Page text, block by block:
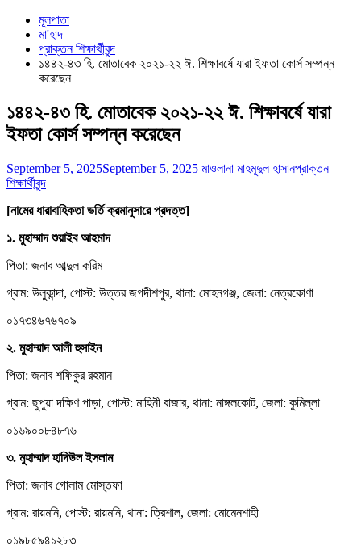
মূলপাতা
মা'হাদ
প্রাক্তন শিক্ষার্থীবৃন্দ
১৪৪২-৪৩ হি. মোতাবেক ২০২১-২২ ঈ. শিক্ষাবর্ষে যারা ইফতা কোর্স সম্পন্ন
করেছেন
১৪৪২-৪৩ হি. মোতাবেক ২০২১-২২ ঈ. শিক্ষাবর্ষে যারা
ইফতা কোর্স সম্পন্ন করেছেন
September 5, 2025September 5, 2025 মাওলানা মাহমূদুল হাসানপ্রাক্তন
শিক্ষার্থীবৃন্দ
[নামের ধারাবাহিকতা ভর্তি ক্রমানুসারে প্রদত্ত]
১. মুহাম্মাদ শুয়াইব আহমাদ
পিতা: জনাব আব্দুল করিম
গ্রাম: উলুকান্দা, পোস্ট: উত্তর জগদীশপুর, থানা: মোহনগঞ্জ, জেলা: নেত্রকোণা
০১৭৩৪৬৭৬৭০৯
২. মুহাম্মাদ আলী হুসাইন
পিতা: জনাব শফিকুর রহমান
গ্রাম: ছুপুয়া দক্ষিণ পাড়া, পোস্ট: মাহিনী বাজার, থানা: নাঙ্গলকোট, জেলা: কুমিল্লা
০১৬৯০০৮৪৮৭৬
৩. মুহাম্মাদ হাদিউল ইসলাম
পিতা: জনাব গোলাম মোস্তফা
গ্রাম: রায়মনি, পোস্ট: রায়মনি, থানা: ত্রিশাল, জেলা: মোমেনশাহী
০১৯৮৫৯৪১২৮৩